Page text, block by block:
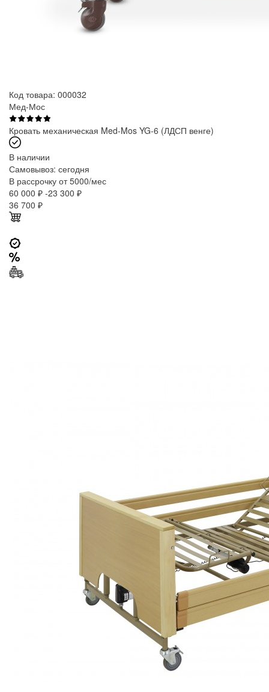
Код товара: 000032
Мед-Мос
Кровать механическая Med-Mos YG-6 (ЛДСП венге)
В наличии
Самовывоз: сегодня
В рассрочку от 5000/мес
60 000 ₽ -23 300 ₽
36 700 ₽